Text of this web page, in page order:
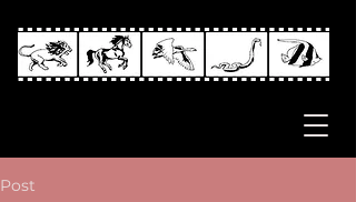
Post